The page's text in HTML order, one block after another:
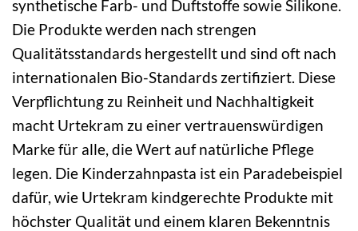
synthetische Farb- und Duftstoffe sowie Silikone.
Die Produkte werden nach strengen
Qualitätsstandards hergestellt und sind oft nach
internationalen Bio-Standards zertifiziert. Diese
Verpflichtung zu Reinheit und Nachhaltigkeit
macht Urtekram zu einer vertrauenswürdigen
Marke für alle, die Wert auf natürliche Pflege
legen. Die Kinderzahnpasta ist ein Paradebeispiel
dafür, wie Urtekram kindgerechte Produkte mit
höchster Qualität und einem klaren Bekenntnis